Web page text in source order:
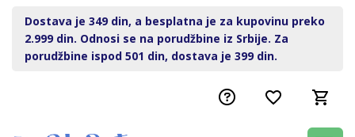
Dostava je 349 din, a besplatna je za kupovinu preko
2.999 din. Odnosi se na porudžbine iz Srbije. Za
porudžbine ispod 501 din, dostava je 399 din.